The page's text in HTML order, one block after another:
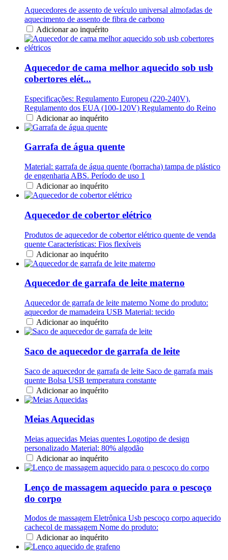
Aquecedores de assento de veículo universal almofadas de
aquecimento de assento de fibra de carbono
Adicionar ao inquérito
Aquecedor de cama melhor aquecido sob usb
cobertores elét...
Especificações: Regulamento Europeu (220-240V),
Regulamento dos EUA (100-120V) Regulamento do Reino
Adicionar ao inquérito
Garrafa de água quente
Material: garrafa de água quente (borracha) tampa de plástico
de engenharia ABS. Período de uso 1
Adicionar ao inquérito
Aquecedor de cobertor elétrico
Produtos de aquecedor de cobertor elétrico quente de venda
quente Características: Fios flexíveis
Adicionar ao inquérito
Aquecedor de garrafa de leite materno
Aquecedor de garrafa de leite materno Nome do produto:
aquecedor de mamadeira USB Material: tecido
Adicionar ao inquérito
Saco de aquecedor de garrafa de leite
Saco de aquecedor de garrafa de leite Saco de garrafa mais
quente Bolsa USB temperatura constante
Adicionar ao inquérito
Meias Aquecidas
Meias aquecidas Meias quentes Logotipo de design
personalizado Material: 80% algodão
Adicionar ao inquérito
Lenço de massagem aquecido para o pescoço
do corpo
Modos de massagem Eletrônica Usb pescoço corpo aquecido
cachecol de massagem Nome do produto:
Adicionar ao inquérito